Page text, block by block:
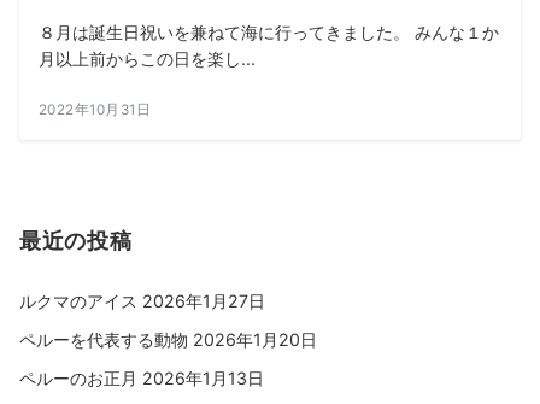
８月は誕生日祝いを兼ねて海に行ってきました。 みんな１か
月以上前からこの日を楽し...
2022年10月31日
最近の投稿
ルクマのアイス 2026年1月27日
ペルーを代表する動物 2026年1月20日
ペルーのお正月 2026年1月13日